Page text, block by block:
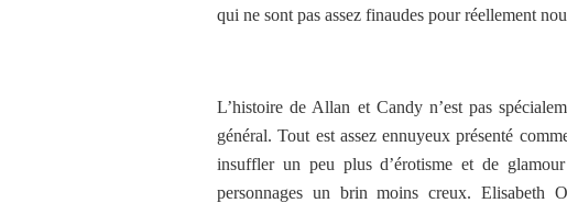
qui ne sont pas assez finaudes pour réellement
L’histoire de Allan et Candy n’est pas
général. Tout est assez ennuyeux présenté
insuffler un peu plus d’érotisme et de
personnages un brin moins creux. Elisabeth